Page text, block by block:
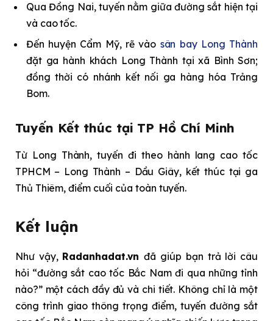
Qua Đồng Nai, tuyến nằm giữa đường sắt hiện tại
và cao tốc.
Đến huyện Cẩm Mỹ, rẽ vào sân bay Long Thành
đặt ga hành khách Long Thành tại xã Bình Sơn;
đồng thời có nhánh kết nối ga hàng hóa Trảng
Bom.
Tuyến Kết thúc tại TP Hồ Chí Minh
Từ Long Thành, tuyến đi theo hành lang cao tốc
TPHCM – Long Thành – Dầu Giây, kết thúc tại ga
Thủ Thiêm, điểm cuối của toàn tuyến.
Kết luận
Như vậy, Radanhadat.vnđã giúp bạn trả lời câu
hỏi “đường sắt cao tốc Bắc Nam đi qua những tỉnh
nào?” một cách đầy đủ và chi tiết. Không chỉ là một
công trình giao thông trọng điểm, tuyến đường sắt